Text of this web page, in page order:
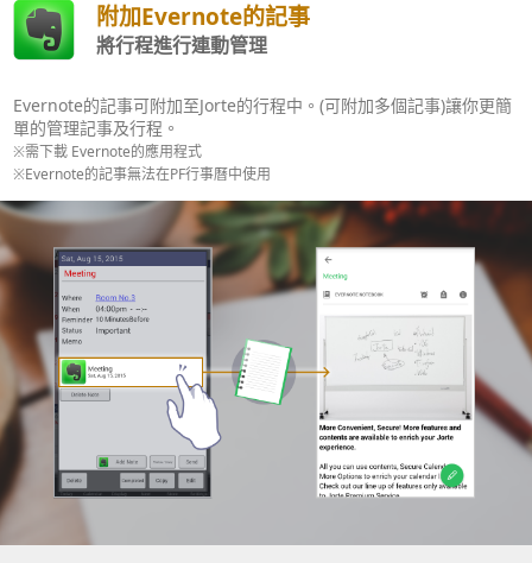
附加Evernote的記事
將行程進行連動管理
Evernote的記事可附加至Jorte的行程中。(可附加多個記事)讓你更簡
單的管理記事及行程。
※需下載 Evernote的應用程式
※Evernote的記事無法在PF行事曆中使用